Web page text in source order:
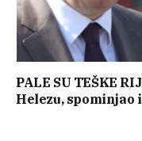
PALE SU TEŠKE
Helezu, spominjao